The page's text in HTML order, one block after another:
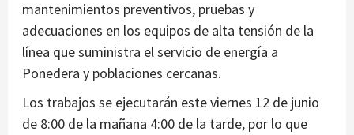
mantenimientos preventivos, pruebas y
adecuaciones en los equipos de alta tensión de la
línea que suministra el servicio de energía a
Ponedera y poblaciones cercanas.
Los trabajos se ejecutarán este viernes 12 de junio
de 8:00 de la mañana 4:00 de la tarde, por lo que